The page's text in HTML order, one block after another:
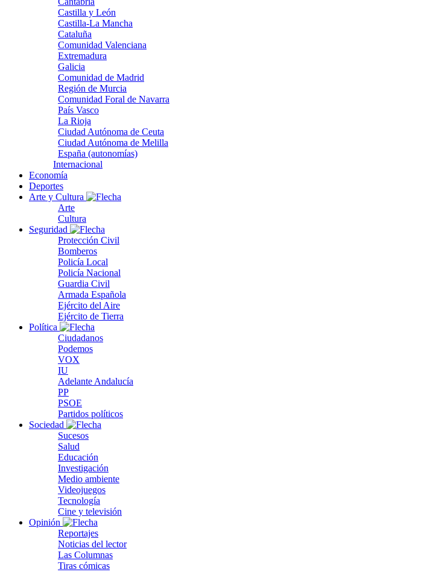
Castilla y León
Castilla-La Mancha
Cataluña
Comunidad Valenciana
Extremadura
Galicia
Comunidad de Madrid
Región de Murcia
Comunidad Foral de Navarra
País Vasco
La Rioja
Ciudad Autónoma de Ceuta
Ciudad Autónoma de Melilla
España (autonomías)
Internacional
Economía
Deportes
Arte y Cultura
Arte
Cultura
Seguridad
Protección Civil
Bomberos
Policía Local
Policía Nacional
Guardia Civil
Armada Española
Ejército del Aire
Ejército de Tierra
Política
Ciudadanos
Podemos
VOX
IU
Adelante Andalucía
PP
PSOE
Partidos políticos
Sociedad
Sucesos
Salud
Educación
Investigación
Medio ambiente
Videojuegos
Tecnología
Cine y televisión
Opinión
Reportajes
Noticias del lector
Las Columnas
Tiras cómicas